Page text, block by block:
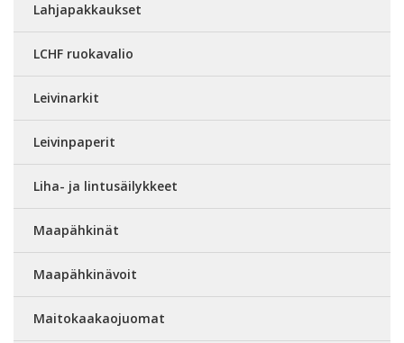
Lahjapakkaukset
LCHF ruokavalio
Leivinarkit
Leivinpaperit
Liha- ja lintusäilykkeet
Maapähkinät
Maapähkinävoit
Maitokaakaojuomat